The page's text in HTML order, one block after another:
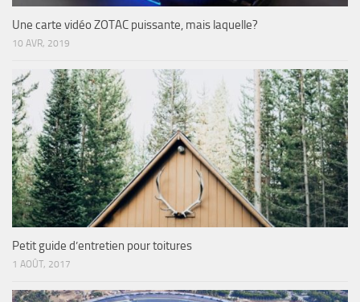
Une carte vidéo ZOTAC puissante, mais laquelle?
10 AVR, 2019
Petit guide d’entretien pour toitures
1 AOÛT, 2017